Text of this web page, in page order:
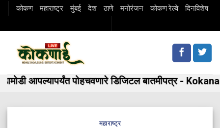
Skipकोकण महाराष्ट्र मुंबई देश ठाणे मनोरंजन कोकण रेल्वे दिनविशेष
आपल्यापर्यंत पोहचवणारे डिजिटल बातमीपत्र - Kokanai
महाराष्ट्र